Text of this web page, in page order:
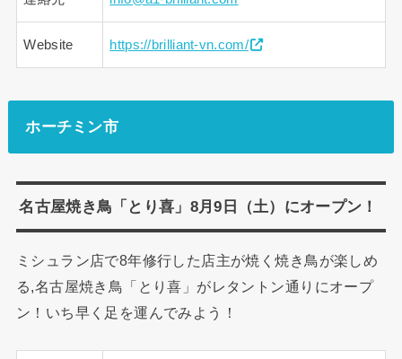
Website https://brilliant-vn.com/
ホーチミン市
名古屋焼き鳥「とり喜」8月9日（土）にオープン！
ミシュラン店で8年修行した店主が焼く焼き鳥が楽しめ
る,名古屋焼き鳥「とり喜」がレタントン通りにオープ
ン！いち早く足を運んでみよう！